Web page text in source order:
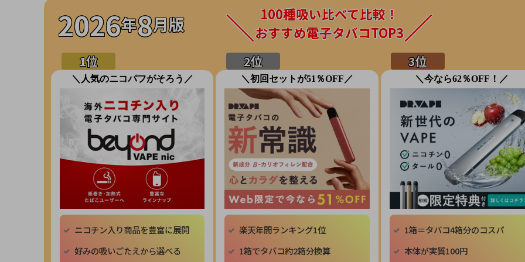
2026年8月版
100種吸い比べて比較！
おすすめ電子タバコTOP3
＼人気のニコパフがそろう／
ニコチン入り商品を豊富に展開
好みの吸いごたえから選べる
＼初回セットが51％OFF／
楽天年間ランキング1位
1箱でタバコ約2箱分換算
＼今なら62％OFF！／
1箱＝タバコ4箱分のコスパ
本体が実質100円